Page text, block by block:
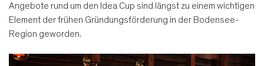
Angebote rund um den Idea Cup sind längst zu einem wichtigen
Element der frühen Gründungsförderung in der Bodensee-
Region geworden.